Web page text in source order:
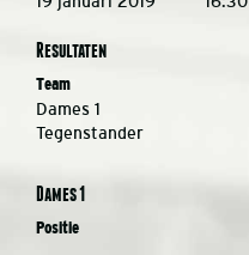
Resultaten
Team
Dames 1
Tegenstander
Dames 1
Positie